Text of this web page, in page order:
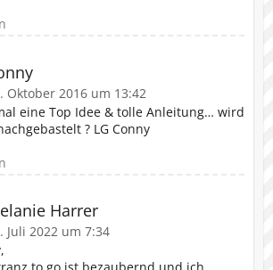
Oktober 2016 um 13:42
eine Top Idee & tolle Anleitung… wird
? LG Conny
Harrer
Juli 2022 um 7:34